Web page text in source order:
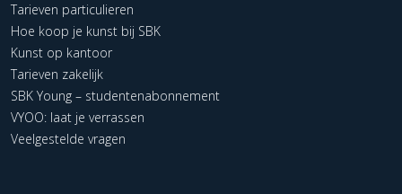
Tarieven particulieren
Hoe koop je kunst bij SBK
Kunst op kantoor
Tarieven zakelijk
SBK Young – studentenabonnement
VYOO: laat je verrassen
Veelgestelde vragen